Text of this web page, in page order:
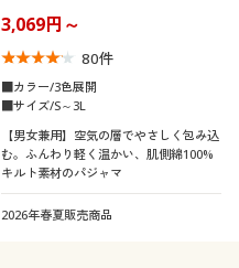
3,069円～
80件
■カラー/3色展開
■サイズ/S～3L
【男女兼用】空気の層でやさしく包み込
む。ふんわり軽く温かい、肌側綿100%
キルト素材のパジャマ
2026年春夏販売商品